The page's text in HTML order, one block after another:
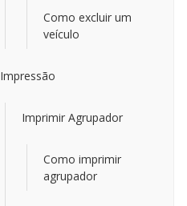
Como excluir um
veículo
Impressão
Imprimir Agrupador
Como imprimir
agrupador